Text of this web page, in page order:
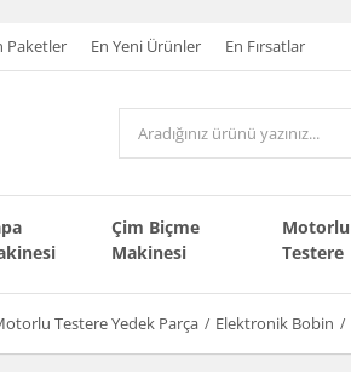
Paketler En Yeni Ürünler En Fırsatlar
Çim Biçme
Makinesi
Motorlu
Testere
Testere Yedek Parça Elektronik Bobin